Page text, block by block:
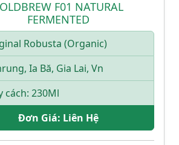
F01 NATURAL
FERMENTED
Robusta (Organic)
Ia Bă, Gia Lai, Vn
cách: 230Ml
Đơn Giá: Liên Hệ